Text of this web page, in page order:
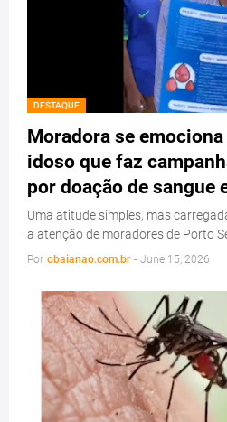
DESTAQUE
Moradora se
idoso que faz
por doação de sangue
Uma atitude simples, mas
a atenção de moradores de Porto
Por obaianao.com.br - June 15, 2026